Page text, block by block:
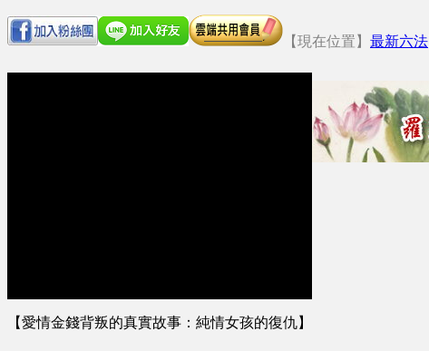
【現在位置】 最新六法
【愛情金錢背叛的真實故事：純情女孩的復仇】